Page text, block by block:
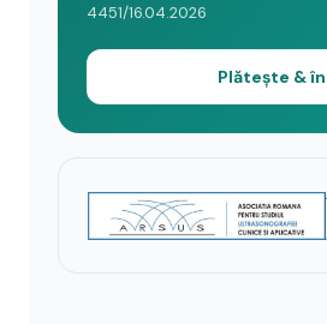
4451/16.04.2026
Plătește &